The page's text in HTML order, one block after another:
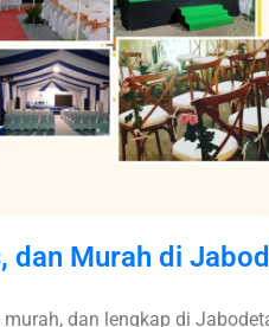
dan Murah di
dan lengkap di